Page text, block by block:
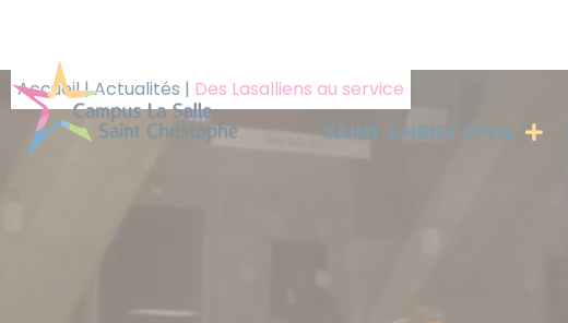
SAINT CHRISTOPHE
Accueil|Actualités | Des Lasalliens au service